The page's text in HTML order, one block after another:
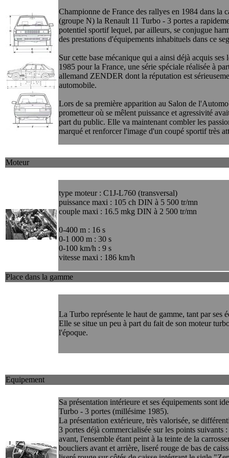
Championne de France des rallyes en 1984 dans la
(groupe N) la Renault 11 Turbo - 3 portes a
potentiel sportif lequel, par ailleurs, se conjugue
des prestations d'équipements inhabituels dans ce
Sur cette base mécanique qui a ainsi déjà acquis ses
1985 pour la France, une série spéciale réalisée à
allemand ZENDER dont la réputation est
automobile.
Lors de sa première apparition au Salon de
prometteur où se mêlent puissance et agressivité
part du public. Elle va maintenant combler les
marqué et renforcer l'image d'un coupé sportif très
Moteur
type moteur : C1J-L760 (transversal)
puissance maxi : 105 ch DIN à 5 500 tr/mn
couple maxi : 16.5 mkg DIN à 2 500 tr/mn
0-400 m : 16 s
0-1 000 m : 30 s
0-100 km/h : 9 s
vitesse maxi : 186 km/h
Place dans la gamme
La Turbo représente le haut de gamme, tant par ses
Elle se situe un peu à part du fait de son moteur
l'époque.
Equipement
Sa présentation intérieure et ses équipements sont
Turbo - 3 portes (millésime 1985).
La présentation extérieure, très valorisée, se
3 portes déjà commercialisée sur les points suivants
avant, l'ensemble étant peint à la teinte de la
boucliers avant et arrière, liseré rouge de bas de